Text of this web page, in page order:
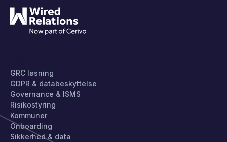
GRC løsning
GDPR & databeskyttelse
Governance & ISMS
Risikostyring
Kommuner
Onboarding
Sikkerhed & data